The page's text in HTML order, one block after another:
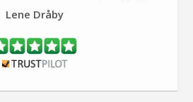
Lene Dråby